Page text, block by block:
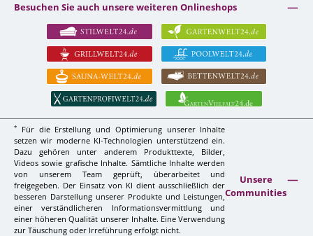
Besuchen Sie auch unsere weiteren Onlineshops
*
Für die Erstellung und Optimierung unserer Inhalte
setzen wir moderne KI-Technologien unterstützend ein.
Dazu gehören unter anderem Produkttexte, Bilder,
Videos sowie grafische Inhalte. Sämtliche Inhalte werden
von unserem Team geprüft, überarbeitet und
freigegeben. Der Einsatz von KI dient ausschließlich der
besseren Darstellung unserer Produkte und Leistungen,
einer verständlicheren Informationsvermittlung und
einer höheren Qualität unserer Inhalte. Eine Verwendung
zur Täuschung oder Irreführung erfolgt nicht.
Unsere
Communities